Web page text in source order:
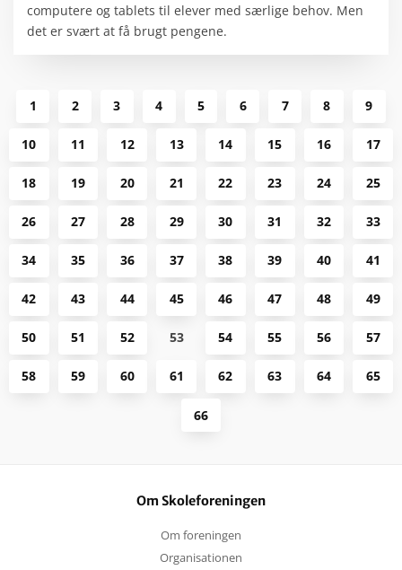
computere og tablets til elever med særlige behov. Men
det er svært at få brugt pengene.
1 2 3 4 5 6 7 8 9
10 11 12 13 14 15 16 17
18 19 20 21 22 23 24 25
26 27 28 29 30 31 32 33
34 35 36 37 38 39 40 41
42 43 44 45 46 47 48 49
50 51 52 53 54 55 56 57
58 59 60 61 62 63 64 65
66
Om Skoleforeningen
Om foreningen
Organisationen